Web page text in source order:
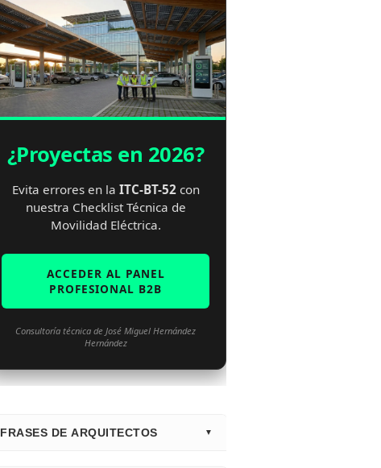
¿Proyectas en 2026?
Evita errores en la ITC-BT-52con
nuestra Checklist Técnica de
Movilidad Eléctrica.
ACCEDER AL PANEL
PROFESIONAL B2B
Consultoría técnica de José Miguel Hernández
Hernández
FRASES DE ARQUITECTOS